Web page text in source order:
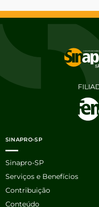
SINAPRO-SP
Sinapro-SP
Serviços e Benefícios
Contribuição
Conteúdo